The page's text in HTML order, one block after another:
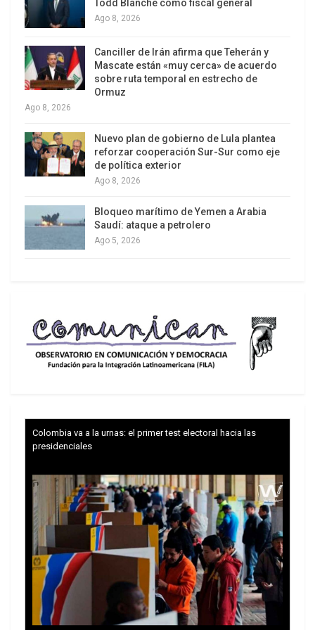
país.
encuentros con Xi se alcanzaron “acuerdos
comerciales fantásticos”, que se resolvieron
“muchos problemas diferentes” y que las
relaciones entre los dos países son “muy
importantes y sin duda serán cada vez mejores”.
Afirmó que prevé
“un futuro fantástico” para China y Estados
Unidos, y le dijo a Xi que es “un honor” ser su
“amigo”. Sin embargo, no hubo anuncios sobre
comercio, minerales críticos, tecnología o
petróleo que compra China, y el gobierno de Xi
dejó claro que se opone a la militarización de ese
paso marítimo, según informó la Casa Blanca. El
Dentro y fuera de la agenda
La mayoría de los detalles de lo conversado
comenzaron a conocerse el viernes, después de
que la visita terminara. Antes, Trump llegó a
repasar algunos de los temas que abordaron, pero
sin profundizar, y se detuvo también en otros
aspectos del viaje. En sus redes sociales, el
presidente estadounidense, que recientemente
derribó un área de la Casa Blanca para crear un
Todd Blanche como fiscal general
Ago 8, 2026
Canciller de Irán afirma que Teherán y
Mascate están «muy cerca» de acuerdo
sobre ruta temporal en estrecho de
Ormuz
Ago 8, 2026
Nuevo plan de gobierno de Lula plantea
reforzar cooperación Sur-Sur como eje
de política exterior
Ago 8, 2026
Bloqueo marítimo de Yemen a Arabia
Saudí: ataque a petrolero
Ago 5, 2026
Colombia va a la urnas: el primer test electoral hacia las
presidenciales